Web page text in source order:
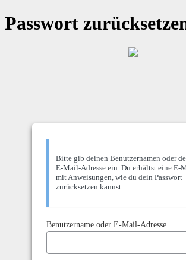
Passwort
Bitte gib deinen Benutzernamen oder
E-Mail-Adresse ein. Du erhältst eine E-
mit Anweisungen, wie du dein Passwort
zurücksetzen kannst.
Benutzername oder E-Mail-Adresse